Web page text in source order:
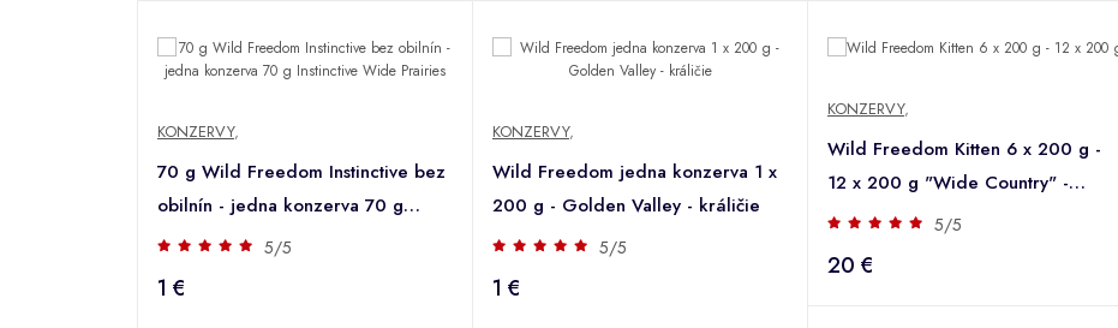
KONZERVY,
70 g Wild Freedom Instinctive bez
obilnín - jedna konzerva 70 g
Instinctive Wide Prairies
5/5
1 €
KONZERVY,
Wild Freedom jedna konzerva 1 x
200 g - Golden Valley - králičie
5/5
1 €
KONZERVY,
Wild Freedom Kitten 6 x 200 g -
12 x 200 g "Wide Country" -
teľacie & kuracie
5/5
20 €